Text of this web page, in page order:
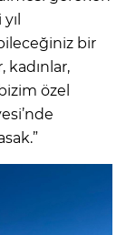
bir
kadınlar,
özel